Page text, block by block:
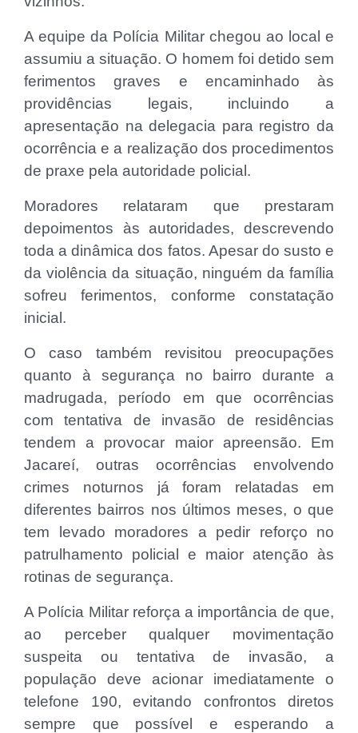
A equipe da Polícia Militar chegou ao local e
assumiu a situação. O homem foi detido sem
ferimentos graves e encaminhado às
providências legais, incluindo a
apresentação na delegacia para registro da
ocorrência e a realização dos procedimentos
de praxe pela autoridade policial.
Moradores relataram que prestaram
depoimentos às autoridades, descrevendo
toda a dinâmica dos fatos. Apesar do susto e
da violência da situação, ninguém da família
sofreu ferimentos, conforme constatação
inicial.
O caso também revisitou preocupações
quanto à segurança no bairro durante a
madrugada, período em que ocorrências
com tentativa de invasão de residências
tendem a provocar maior apreensão. Em
Jacareí, outras ocorrências envolvendo
crimes noturnos já foram relatadas em
diferentes bairros nos últimos meses, o que
tem levado moradores a pedir reforço no
patrulhamento policial e maior atenção às
rotinas de segurança.
A Polícia Militar reforça a importância de que,
ao perceber qualquer movimentação
suspeita ou tentativa de invasão, a
população deve acionar imediatamente o
telefone 190, evitando confrontos diretos
sempre que possível e esperando a